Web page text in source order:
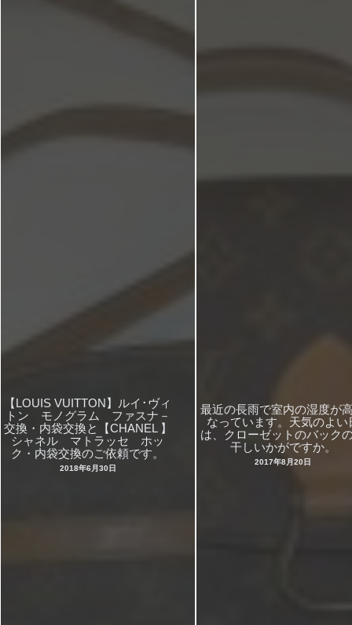
【LOUIS VUITTON】ルイ･ヴィ
トン モノグラム ファスナ－
交換・内袋交換と【CHANEL 】
シャネル マトラッセ ホッ
ク・内袋交換のご依頼です。
2018年6月30日
最近の長雨で室内の湿度が
なっています。天気のよい
は、クローゼットのバック
干しいかがですか。
2017年8月20日